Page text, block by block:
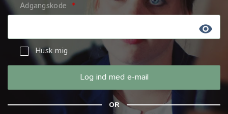
Adgangskode *
Husk mig
Log ind med e-mail
OR